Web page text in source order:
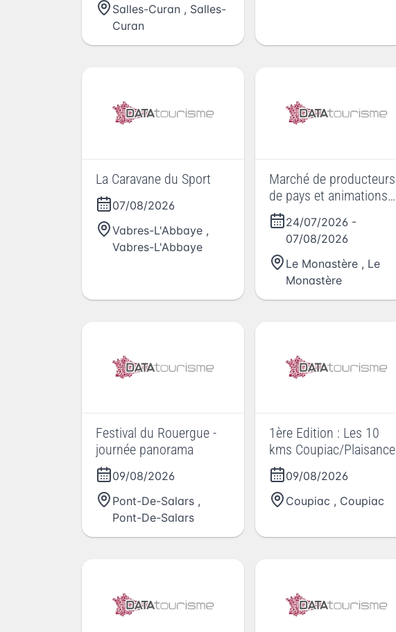
Salles-Curan , Salles-
Curan
La Caravane du Sport
07/08/2026
Vabres-L'Abbaye ,
Vabres-L'Abbaye
Marché de producteurs
de pays et animations
musicales
24/07/2026 -
07/08/2026
Le Monastère , Le
Monastère
Festival du Rouergue -
journée panorama
09/08/2026
Pont-De-Salars ,
Pont-De-Salars
1ère Edition : Les 10
kms Coupiac/Plaisance
09/08/2026
Coupiac , Coupiac